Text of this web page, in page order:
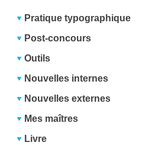
Pratique typographique
Post-concours
Outils
Nouvelles internes
Nouvelles externes
Mes maîtres
Livre